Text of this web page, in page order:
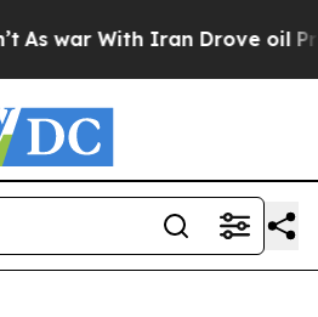
With Iran Drove oil Prices